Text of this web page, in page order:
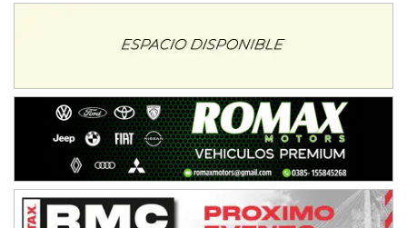
VICTORIENSE - F7
Moto Club Reginense (Tierra)
Gral. E. Godoy (Río Negro)
CSK - F7
Juventud Unida (Tierra)
Humboldt (Santa Fe)
NORESTE SANTAFESINO - F6